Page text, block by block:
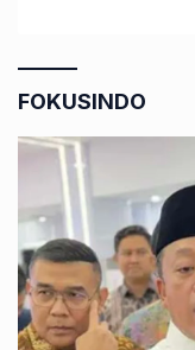
FOKUSINDO